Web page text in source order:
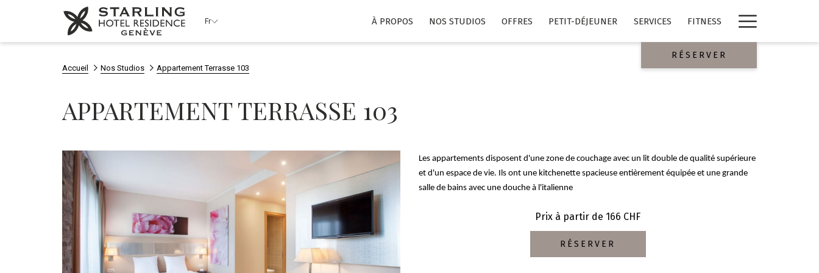
Fr À PROPOS NOS STUDIOS OFFRES PETIT-DÉJEUNER SERVICES FITNESS Lien
plus
RÉSERVER
Accueil Nos Studios Appartement Terrasse 103
APPARTEMENT TERRASSE 103
Les appartements disposent d'une zone de couchage avec un lit double de qualité supérieure
et d'un espace de vie. Ils ont une kitchenette spacieuse entièrement équipée et une grande
salle de bains avec une douche à l'italienne
Prix à partir de 166 CHF
RÉSERVER